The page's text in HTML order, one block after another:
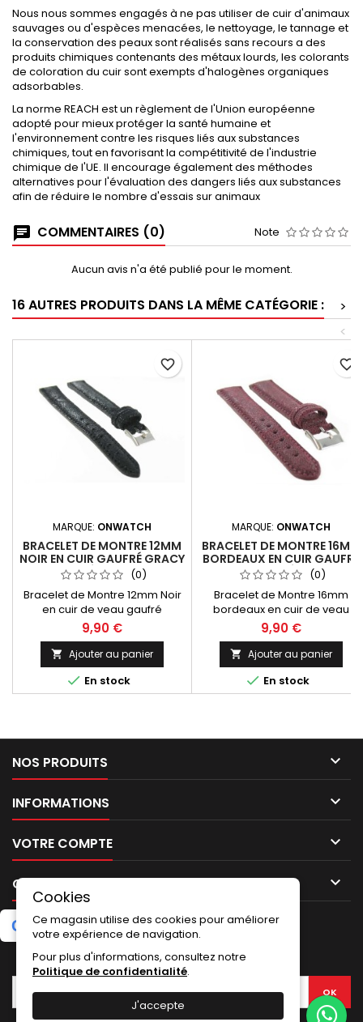
Nous nous sommes engagés à ne pas utiliser de cuir d'animaux
sauvages ou d'espèces menacées, le nettoyage, le tannage et
la conservation des peaux sont réalisés sans recours a des
produits chimiques contenants des métaux lourds, les colorants
de coloration du cuir sont exempts d'halogènes organiques
adsorbables.
La norme REACH est un règlement de l'Union européenne
adopté pour mieux protéger la santé humaine et
l'environnement contre les risques liés aux substances
chimiques, tout en favorisant la compétitivité de l'industrie
chimique de l'UE. Il encourage également des méthodes
alternatives pour l'évaluation des dangers liés aux substances
afin de réduire le nombre d'essais sur animaux
COMMENTAIRES (0) Note
Aucun avis n'a été publié pour le moment.
16 AUTRES PRODUITS DANS LA MÊME CATÉGORIE :
>
<
MARQUE: ONWATCH
BRACELET DE MONTRE 12MM
NOIR EN CUIR GAUFRÉ GRACY
PAILLETÉ ARTISANAL
(0)
Bracelet de Montre 12mm Noir
en cuir de veau gaufré
fantaisie pailleté Gracy.
Fabrication Artisanale
Européenne, Made In Spain
9,90 €
 Ajouter au panier
 En stock
favorite_border
MARQUE: ONWATCH
BRACELET DE MONTRE 16MM
BORDEAUX EN CUIR GAUFRÉ
GRACY PAILLETÉ ARTISANAL
(0)
Bracelet de Montre 16mm
bordeaux en cuir de veau
gaufré fantaisie pailleté Gracy.
Fabrication Artisanale
Européenne, Made In Spain
9,90 €
 Ajouter au panier
 En stock
favorite_border
NOS PRODUITS 
INFORMATIONS 
VOTRE COMPTE 
CONTACT 
Cookies
Ce magasin utilise des cookies pour améliorer
votre expérience de navigation.
Pour plus d'informations, consultez notre
Politique de confidentialité.
J'accepte
G oogle5.0★ ★★★★Laissez un avis(2 avis)
LETTRE D'INFORMATIONS